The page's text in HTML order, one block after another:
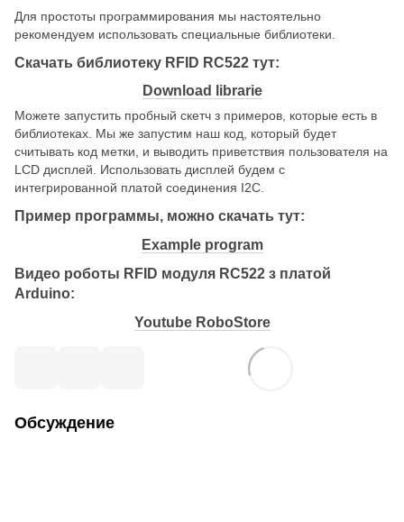
Для простоты программирования мы настоятельно
рекомендуем использовать специальные библиотеки.
Скачать библиотеку RFID RC522 тут:
Download librarie
Можете запустить пробный скетч з примеров, которые есть в
библиотеках. Мы же запустим наш код, который будет
считывать код метки, и выводить приветствия пользователя на
LCD дисплей. Использовать дисплей будем с
интегрированной платой соединения I2C.
Пример программы, можно скачать тут:
Example program
Видео роботы RFID модуля RC522 з платой
Arduino:
Youtube RoboStore
Обсуждение